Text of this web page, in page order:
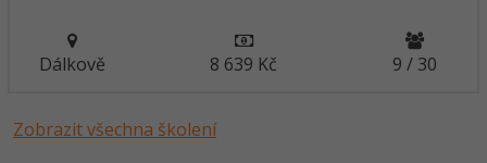
Dálkově 8 639 Kč 9 / 30
Zobrazit všechna školení